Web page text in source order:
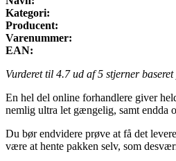
Kategori:
Producent:
Varenummer:
EAN:
Vurderet til 4.7ud af 5 stjerner baseret
En hel del online forhandlere giver
nemlig ultra let gængelig, samt endda
Du bør endvidere prøve at få det
være at hente pakken selv, som